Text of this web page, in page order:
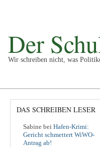
Der
Wir schreiben nicht, was
DAS SCHREIBEN LESER
Sabine bei Hafen-Krimi:
Gericht schmettert WiWO-
Antrag ab!